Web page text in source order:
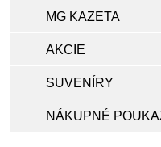
MG KAZETA
AKCIE
SUVENÍRY
NÁKUPNÉ